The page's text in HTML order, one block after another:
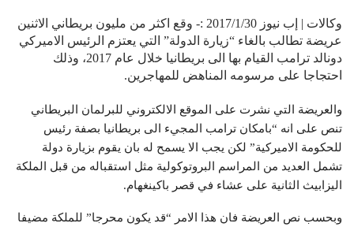
وكالات | إب نيوز 2017/1/30 :- وقع اكثر من مليون بريطاني الاثنين
عريضة تطالب بالغاء “زيارة الدولة” التي يعتزم الرئيس الاميركي
دونالد ترامب القيام بها الى بريطانيا خلال عام 2017، وذلك
احتجاجا على مرسومه المناهض للمهاجرين.
والعريضة التي نشرت على الموقع الالكتروني للبرلمان البريطاني
تنص على انه “بامكان ترامب المجيء الى بريطانيا بصفة رئيس
للحكومة الاميركية” لكن يجب الا يسمح له بان يقوم بزيارة دولة
تشمل العديد من المراسم البروتوكولية مثل استقباله من قبل الملكة
اليزابيث الثانية على عشاء في قصر باكينغهام.
وبحسب نص العريضة فان هذا الامر “قد يكون محرجا” للملكة مضيفا